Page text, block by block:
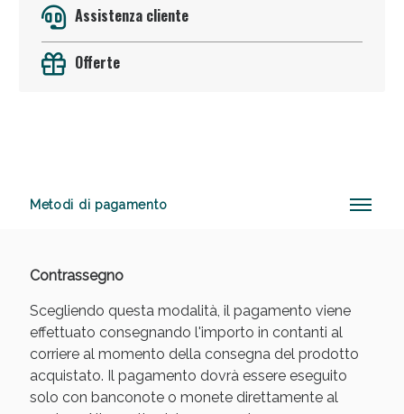
Assistenza cliente
Offerte
Metodi di pagamento
Contrassegno
Scegliendo questa modalità, il pagamento viene
effettuato consegnando l'importo in contanti al
corriere al momento della consegna del prodotto
acquistato. Il pagamento dovrà essere eseguito
solo con banconote o monete direttamente al